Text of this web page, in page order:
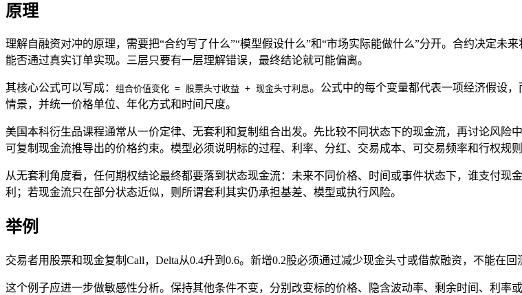
原理
理解自融资对冲的原理，需要把“合约写了什么”“模型假设什么”和“市场实际能做什么”分开。合约决定
能否通过真实订单实现。三层只要有一层理解错误，最终结论就可能偏离。
其核心公式可以写成： 组合价值变化 = 股票头寸收益 + 现金头寸利息。公式中的每个变量都代表一项经济假设
情景，并统一价格单位、年化方式和时间尺度。
美国本科衍生品课程通常从一价定律、无套利和复制组合出发。先比较不同状态下的现金流，再讨论风
可复制现金流推导出的价格约束。模型必须说明标的过程、利率、分红、交易成本、可交易频率和行权规
从无套利角度看，任何期权结论最终都要落到状态现金流：未来不同价格、时间或事件状态下，谁支付
利；若现金流只在部分状态近似，则所谓套利其实仍承担基差、模型或执行风险。
举例
交易者用股票和现金复制Call，Delta从0.4升到0.6。新增0.2股必须通过减少现金头寸或借款融资，不能在回
这个例子应进一步做敏感性分析。保持其他条件不变，分别改变标的价格、隐含波动率、剩余时间、利